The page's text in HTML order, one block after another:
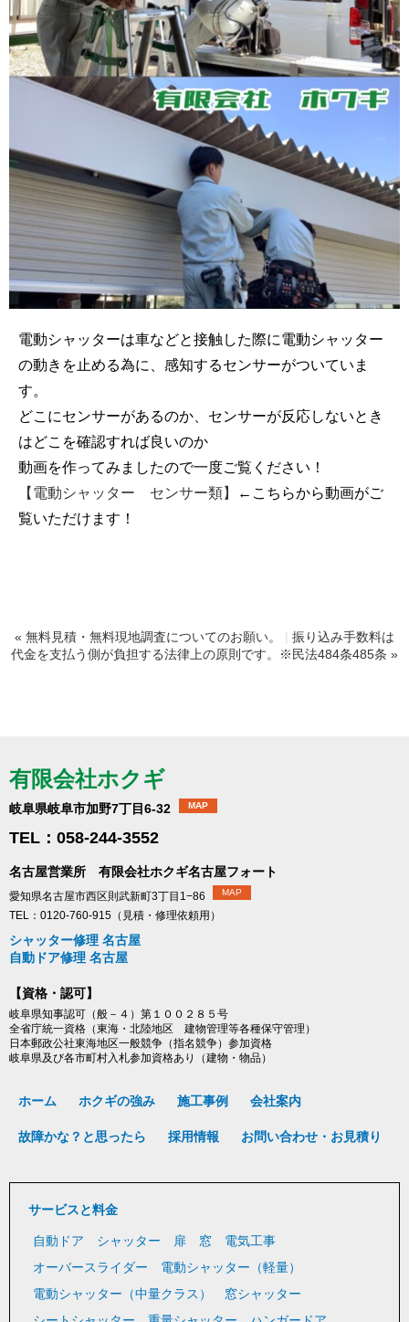
電動シャッターは車などと接触した際に電動シャッター
の動きを止める為に、感知するセンサーがついていま
す。
どこにセンサーがあるのか、センサーが反応しないとき
はどこを確認すれば良いのか
動画を作ってみましたので一度ご覧ください！
【電動シャッター センサー類】
←こちらから動画がご
覧いただけます！
« 無料見積・無料現地調査についてのお願い。 | 振り込み手数料は
代金を支払う側が負担する法律上の原則です。※民法484条485条 »
有限会社ホクギ
岐阜県岐阜市加野7丁目6-32 MAP
TEL：058-244-3552
名古屋営業所 有限会社ホクギ名古屋フォート
愛知県名古屋市西区則武新町3丁目1−86 MAP
TEL：0120-760-915（見積・修理依頼用）
シャッター修理 名古屋
自動ドア修理 名古屋
【資格・認可】
岐阜県知事認可（般－４）第１００２８５号
全省庁統一資格（東海・北陸地区 建物管理等各種保守管理）
日本郵政公社東海地区一般競争（指名競争）参加資格
岐阜県及び各市町村入札参加資格あり（建物・物品）
ホーム ホクギの強み 施工事例 会社案内
故障かな？と思ったら 採用情報 お問い合わせ・お見積り
サービスと料金
自動ドア シャッター 扉 窓
電気工事
オーバースライダー
電動シャッター（軽量）
電動シャッター（中量クラス）
窓シャッター